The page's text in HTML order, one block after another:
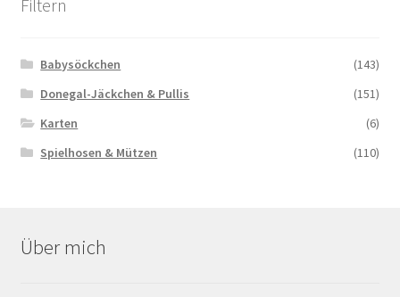
Filtern
Babysöckchen
(143)
Donegal-Jäckchen & Pullis
(151)
Karten
(6)
Spielhosen & Mützen
(110)
Über mich